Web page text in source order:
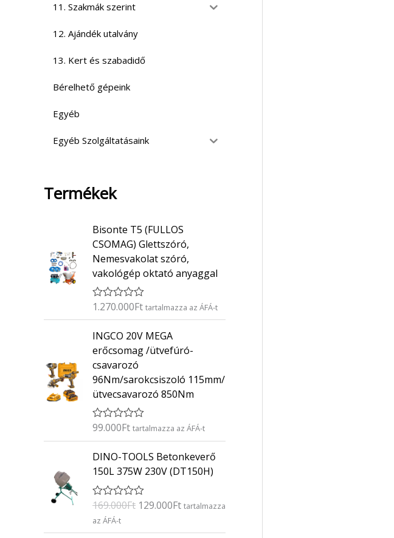
11. Szakmák szerint
12. Ajándék utalvány
13. Kert és szabadidő
Bérelhető gépeink
Egyéb
Egyéb Szolgáltatásaink
Termékek
Bisonte T5 (FULLOS
CSOMAG) Glettszóró,
Nemesvakolat szóró,
vakológép oktató anyaggal
É
é
e
l
é
s
:
/
5
1.270.000Ft tartalmazza az ÁFÁ-t
INGCO 20V MEGA
erőcsomag /ütvefúró-
csavarozó
96Nm/sarokcsiszoló 115mm/
ütvecsavarozó 850Nm
É
é
k
e
é
s
0
/
99.000Ft tartalmazza az ÁFÁ-t
DINO-TOOLS Betonkeverő
150L 375W 230V (DT150H)
É
t
é
169.000Ft
O
r
g
129.000Ft
C
u
etartalmazza
az ÁFÁ-t